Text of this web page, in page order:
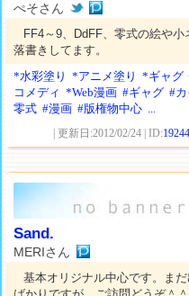
ぺそさん
FF4～9、DdFF、零式の絵や小
落書きしてます。
*水彩塗り
*アニメ塗り
*ギャグ
コメディ *Web漫画 #ギャグ #
零式 #漫画 #版権物中心 ...
| 更新日:2012/02/24 | ID:19244
Sand.
MERIさん
基本オリジナル中心です。ま